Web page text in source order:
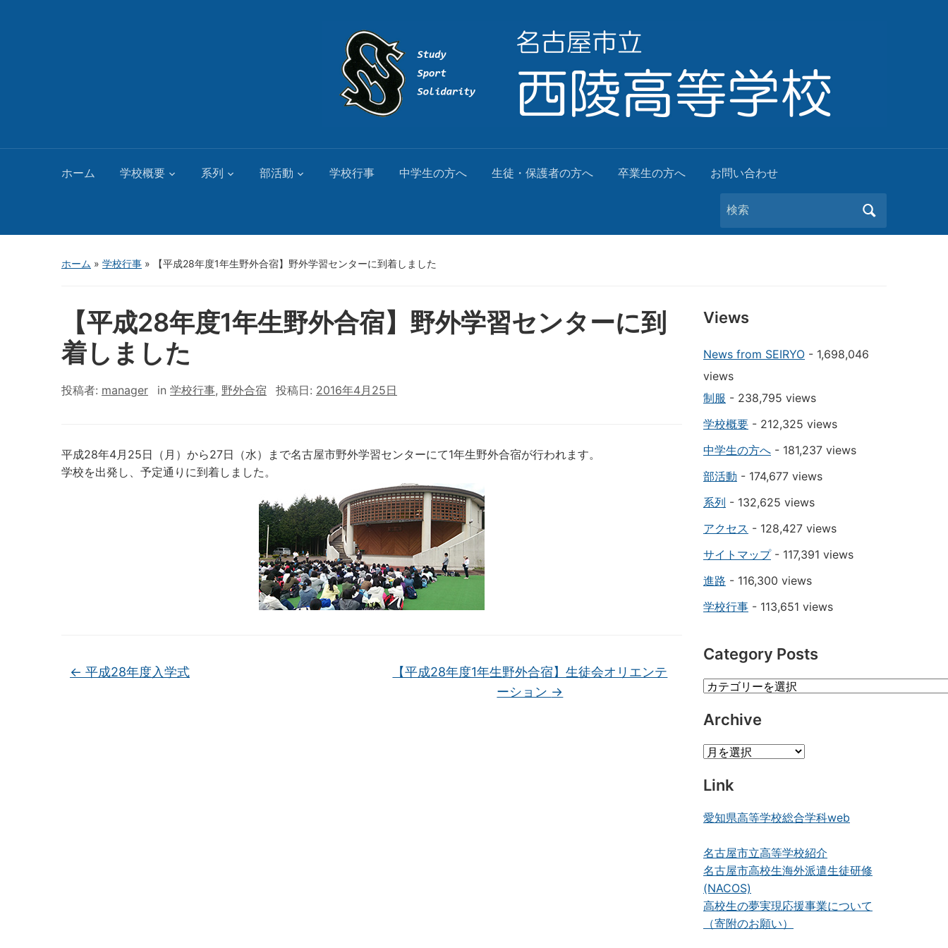
ホーム 学校概要 系列 部活動 学校行事 中学生の方へ 生徒・保護者の方へ 卒業生の方へ お問い合わせ
Search
for:
ホーム » 学校行事 » 【平成28年度1年生野外合宿】野外学習センターに到着しました
【平成28年度1年生野外合宿】野外学習センターに到
着しました
投稿者: manager in 学校行事, 野外合宿 投稿日: 2016年4月25日
平成28年4月25日（月）から27日（水）まで名古屋市野外学習センターにて1年生野外合宿が行われます。
学校を出発し、予定通りに到着しました。
← 平成28年度入学式
【平成28年度1年生野外合宿】生徒会オリエンテ
ーション →
Views
News from SEIRYO - 1,698,046
views
制服 - 238,795 views
学校概要 - 212,325 views
中学生の方へ - 181,237 views
部活動 - 174,677 views
系列 - 132,625 views
アクセス - 128,427 views
サイトマップ- 117,391 views
進路 - 116,300 views
学校行事 - 113,651 views
Category Posts
Category
Archive
Archive
Link
愛知県高等学校総合学科web
名古屋市立高等学校紹介
名古屋市高校生海外派遣生徒研修
(NACOS)
高校生の夢実現応援事業について
（寄附のお願い）